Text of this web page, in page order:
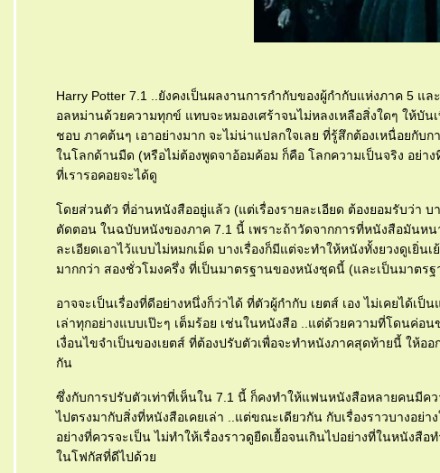
Harry Potter 7.1 ..ยังคงเป็นผลงานการกำกับของผู้กำกับแห่งภาค 5 แล
อลหม่านด้วยความทุกข์ แทบจะหมองเศร้าจนไม่หลงเหลือสิ่งใดๆ ให้บัน
ชอบ ภาคต้นๆ เอาอย่างมาก จะไม่น่าแปลกใจเลย ที่รู้สึกต้องเหนื่อยกั
นโลกด้านมืด (หรือไม่ต้องพูดจาอ้อมค้อม ก็คือ โลกความเป็นจริง อย่าง
ที่เรารอคอยจะได้ดู
ดยส่วนตัว ที่อ่านหนังสืออยู่แล้ว (แต่เรื่องรายละเอียด ต้องยอมรับว่า บ
ตัดตอน ในฉบับหนังของภาค 7.1 นี้ เพราะถ้าวัดจากการที่หนังสือมันห
ละเอียดเอาไว้แบบไม่หมกเม็ด บางเรื่องก็มีแต่จะทำให้หนังทั้งยวงดูเยิ่
มากกว่า สองชั่วโมงครึ่ง ที่เป็นมาตรฐานของหนังชุดนี้ (และเป็นมาตร
อาจจะเป็นเรื่องที่ดีอย่างหนึ่งก็ว่าได้ ที่ตัวผู้กำกับ เยตส์ เอง ไม่เคยได้
เล่าทุกอย่างแบบเป๊ะๆ เต็มร้อย เช่นในหนังสือ ..แต่ด้วยความที่โดนค่อ
เงื่อนไขจำเป็นของเยตส์ ที่ต้องปรับตัวเพื่อจะทำหนังภาคสุดท้ายนี้ ให้
กัน
ซึ่งกับการปรับตัวเท่าที่เห็นใน 7.1 นี้ ก็คงทำให้แฟนหนังสือหลายคนมีค
ไปตรงมากับสิ่งที่หนังสือเคยเล่า ..แต่ขณะเดียวกัน กับเรื่องราวบางอย่
อย่างที่ควรจะเป็น ไม่ทำให้เรื่องราวดูยืดเยื้อจนเกินไปอย่างที่ในหนัง
นโฟกัสที่ดีไปด้ว